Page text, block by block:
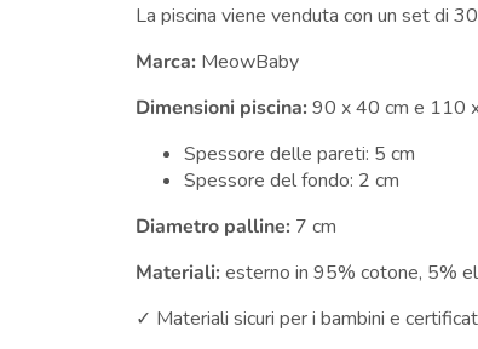
La piscina viene venduta con un set di
Marca: MeowBaby
Dimensioni piscina:90 x 40 cm e 110
Spessore delle pareti: 5 cm
Spessore del fondo: 2 cm
Diametro palline: 7 cm
Materiali:esterno in 95% cotone, 5%
✓ Materiali sicuri per i bambini e